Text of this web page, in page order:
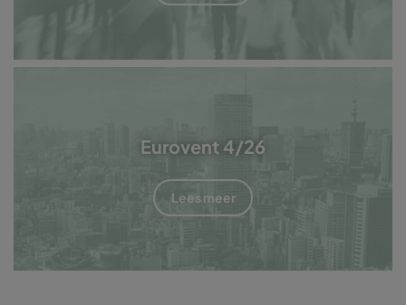
Eurovent 4/26
Lees meer